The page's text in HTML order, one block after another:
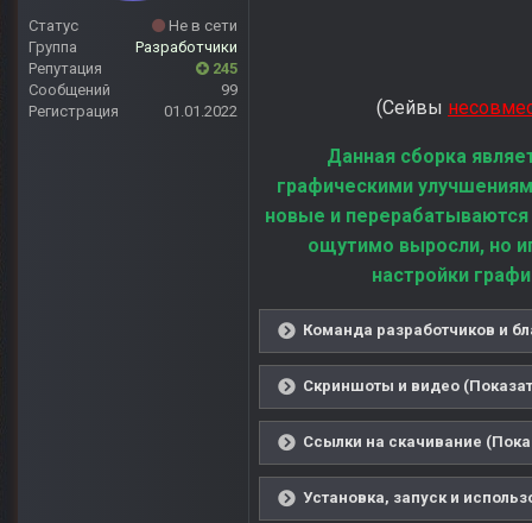
Статус
Не в сети
Группа
Разработчики
Репутация
245
Сообщений
99
Регистрация
01.01.2022 (Сейвы
Данная сборка
графическими
новые и
ощутимо выросли, но
настройки
Команда разработчиков и
Скриншоты и видео
Ссылки на скачивание
Установка, запуск и